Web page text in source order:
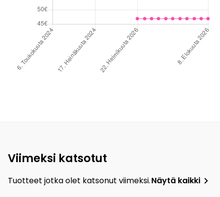
Viimeksi katsotut
Tuotteet jotka olet katsonut viimeksi.Näytä kaikki